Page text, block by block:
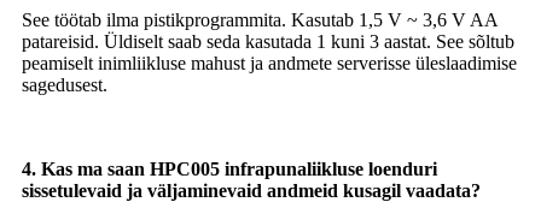
See töötab ilma pistikprogrammita. Kasutab 1,5 V ~ 3,6 V AA
patareisid. Üldiselt saab seda kasutada 1 kuni 3 aastat. See sõltub
peamiselt inimliikluse mahust ja andmete serverisse üleslaadimise
sagedusest.
4. Kas ma saan HPC005 infrapunaliikluse loenduri
sissetulevaid ja väljaminevaid andmeid kusagil vaadata?